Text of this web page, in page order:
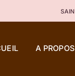
A PROPOS